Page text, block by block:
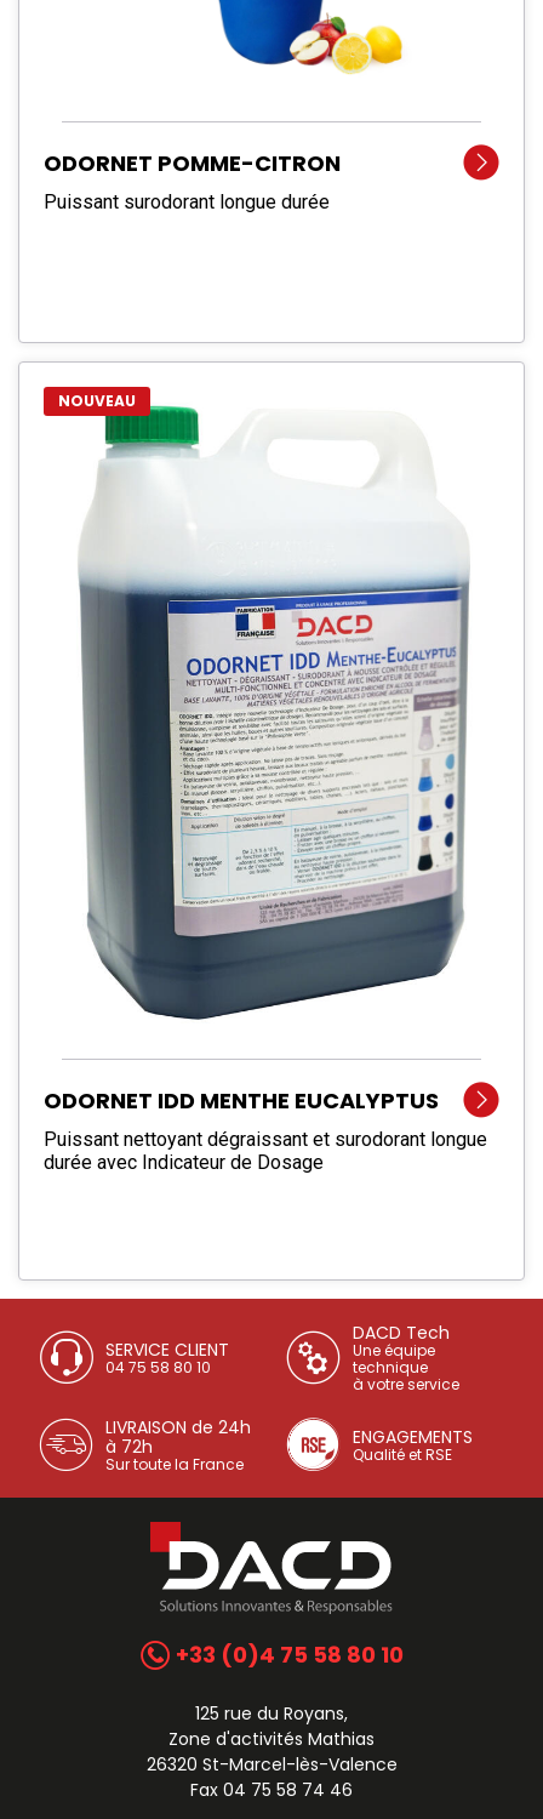
ODORNET POMME-CITRON
Puissant surodorant longue durée
NOUVEAU
ODORNET IDD MENTHE EUCALYPTUS
Puissant nettoyant dégraissant et surodorant longue
durée avec Indicateur de Dosage
SERVICE CLIENT
04 75 58 80 10
DACD Tech
Une équipe
technique
à votre service
LIVRAISON de 24h
à 72h
Sur toute la France
ENGAGEMENTS
Qualité et RSE
+33 (0)4 75 58 80 10
125 rue du Royans,
Zone d'activités Mathias
26320 St-Marcel-lès-Valence
Fax 04 75 58 74 46